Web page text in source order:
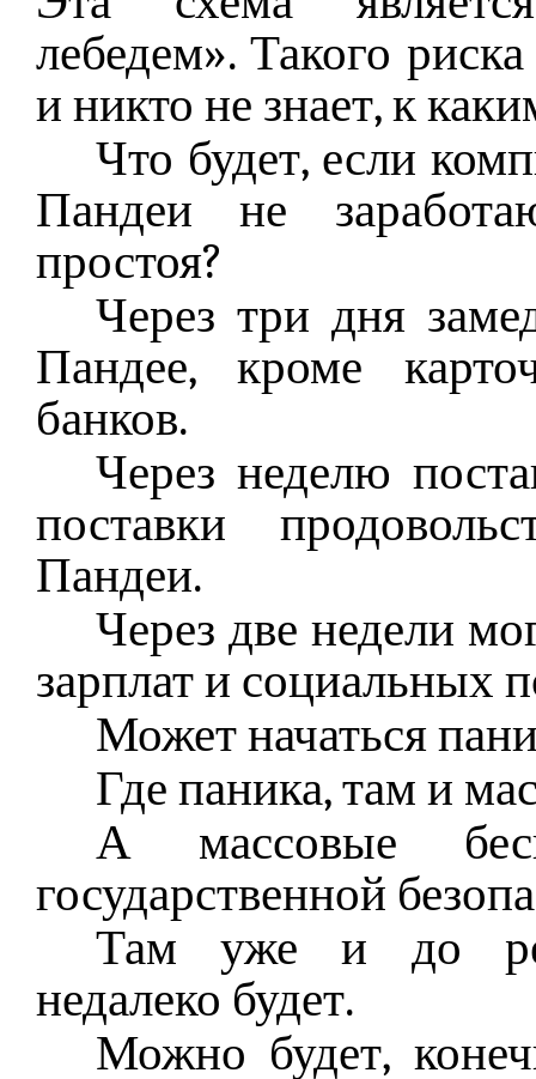
лебедем». Такого
и никто не знает, к
Что будет, если
Пандеи не
простоя?
Через три дня
Пандее, кроме
банков.
Через неделю
поставки
Пандеи.
Через две недели
зарплат и социальных
Может начаться
Где паника, там и
А массовые
государственной
Там уже и до
недалеко будет.
Можно будет,